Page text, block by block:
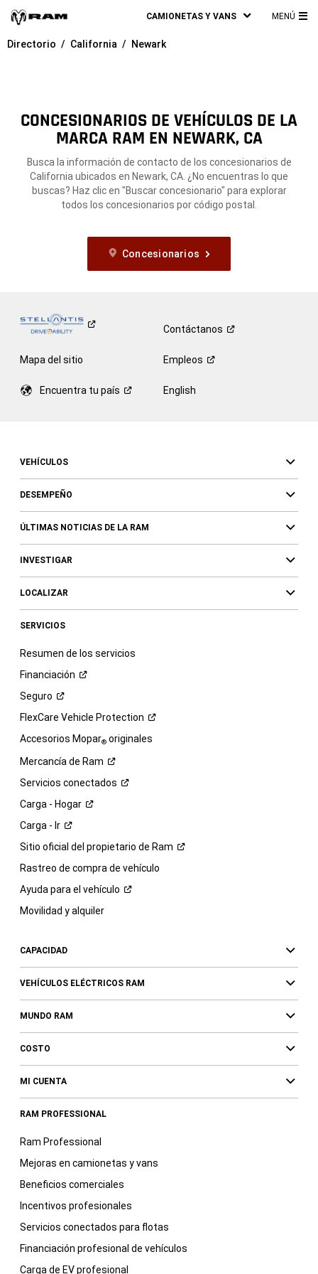
CAMIONETAS Y VANS MENÚ
Directorio California Newark
CONCESIONARIOS DE VEHÍCULOS DE LA
MARCA RAM EN NEWARK, CA
Busca la información de contacto de los concesionarios de
California ubicados en Newark, CA. ¿No encuentras lo que
buscas? Haz clic en "Buscar concesionario" para explorar
todos los concesionarios por código postal.
Concesionarios
Contáctanos
Mapa del sitio Empleos
Encuentra tu país English
VEHÍCULOS
DESEMPEÑO
ÚLTIMAS NOTICIAS DE LA RAM
INVESTIGAR
LOCALIZAR
SERVICIOS
Resumen de los servicios
Financiación
Seguro
FlexCare Vehicle Protection
Accesorios Mopar®originales
Mercancía de Ram
Servicios conectados
Carga - Hogar
Carga - Ir
Sitio oficial del propietario de Ram
Rastreo de compra de vehículo
Ayuda para el vehículo
Movilidad y alquiler
CAPACIDAD
VEHÍCULOS ELÉCTRICOS RAM
MUNDO RAM
COSTO
MI CUENTA
RAM PROFESSIONAL
Ram Professional
Mejoras en camionetas y vans
Beneficios comerciales
Incentivos profesionales
Servicios conectados para flotas
Financiación profesional de vehículos
Carga de EV profesional